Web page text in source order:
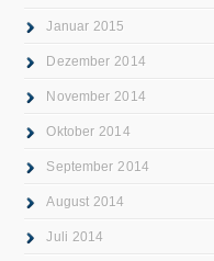
Januar 2015
Dezember 2014
November 2014
Oktober 2014
September 2014
August 2014
Juli 2014